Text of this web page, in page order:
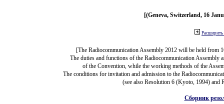
[(Geneva, Switzerland, 16
Расширить
[The Radiocommunication Assembly 2012 will be held from
The duties and functions of the Radiocommunication
of the Convention, while the working methods of the
The conditions for invitation and admission to the
(see also Resolution 6 (Kyoto, 1994) and
Сборник